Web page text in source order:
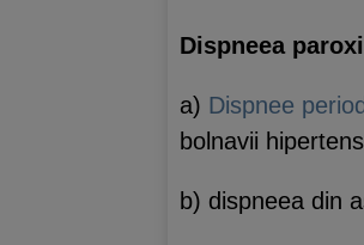
Dispneea
a) Dispnee
bolnavii
b) dispneea din